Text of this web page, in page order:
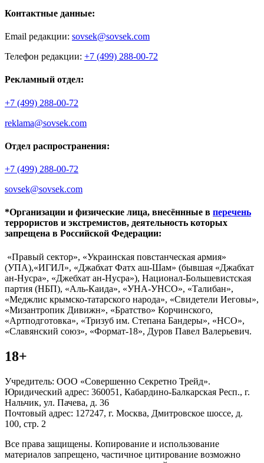
Контактные данные:
Email редакции: sovsek@sovsek.com
Телефон редакции: +7 (499) 288-00-72
Рекламный отдел:
+7 (499) 288-00-72
reklama@sovsek.com
Отдел распространения:
+7 (499) 288-00-72
sovsek@sovsek.com
*Организации и физические лица, внесённные в перечень
террористов и экстремистов, деятельность которых
запрещена в Российской Федерации:
«Правый сектор», «Украинская повстанческая армия»
(УПА),«ИГИЛ», «Джабхат Фатх аш-Шам» (бывшая «Джабхат
ан-Нусра», «Джебхат ан-Нусра»), Национал-Большевистская
партия (НБП), «Аль-Каида», «УНА-УНСО», «Талибан»,
«Меджлис крымско-татарского народа», «Свидетели Иеговы»,
«Мизантропик Дивижн», «Братство» Корчинского,
«Артподготовка», «Тризуб им. Степана Бандеры», «НСО»,
«Славянский союз», «Формат-18», Дуров Павел Валерьевич.
18+
Учредитель: ООО «Совершенно Секретно Трейд».
Юридический адрес: 360051, Кабардино-Балкарская Респ., г.
Нальчик, ул. Пачева, д. 36
Почтовый адрес: 127247, г. Москва, Дмитровское шоссе, д.
100, стр. 2
Все права защищены. Копирование и использование
материалов запрещено, частичное цитирование возможно